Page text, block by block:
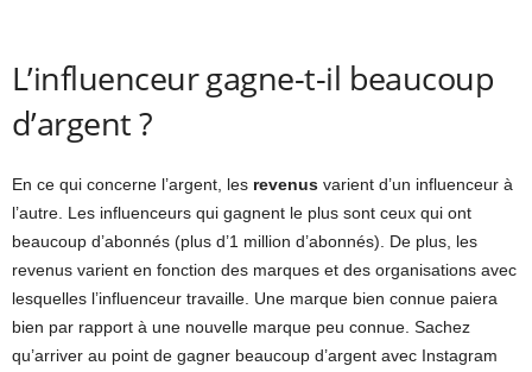
L’influenceur gagne-t-il beaucoup
d’argent ?
En ce qui concerne l’argent, les revenus varient d’un influenceur à
l’autre. Les influenceurs qui gagnent le plus sont ceux qui ont
beaucoup d’abonnés (plus d’1 million d’abonnés). De plus, les
revenus varient en fonction des marques et des organisations avec
lesquelles l’influenceur travaille. Une marque bien connue paiera
bien par rapport à une nouvelle marque peu connue. Sachez
qu’arriver au point de gagner beaucoup d’argent avec Instagram